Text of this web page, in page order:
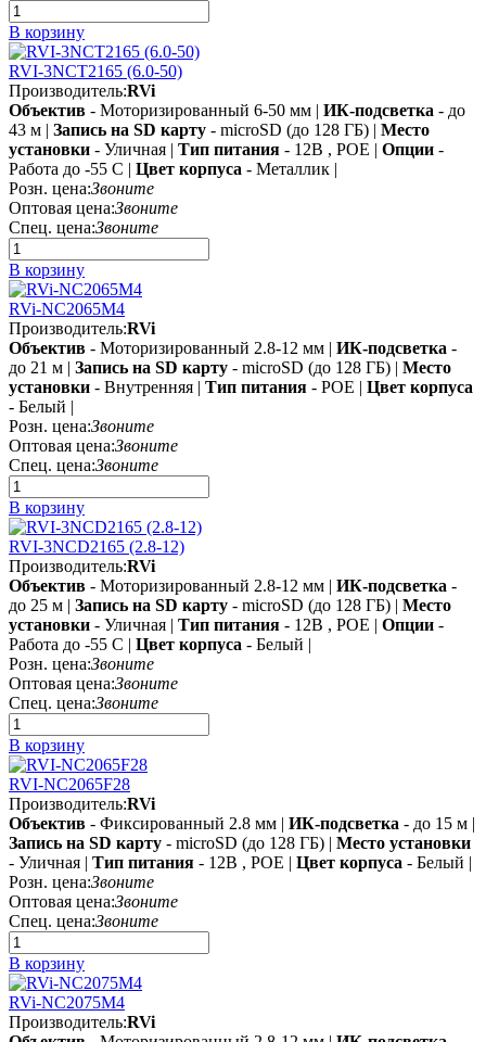
В корзину
RVI-3NCT2165 (6.0-50)
Производитель:RVi
Объектив - Моторизированный 6-50 мм | ИК-подсветка - до
43 м | Запись на SD карту - microSD (до 128 ГБ) | Место
установки - Уличная | Тип питания - 12В , POE | Опции -
Работа до -55 C | Цвет корпуса - Металлик |
Розн. цена:Звоните
Оптовая цена:Звоните
Спец. цена:Звоните
В корзину
RVi-NC2065M4
Производитель:RVi
Объектив - Моторизированный 2.8-12 мм | ИК-подсветка -
до 21 м | Запись на SD карту - microSD (до 128 ГБ) | Место
установки - Внутренняя | Тип питания - POE | Цвет корпуса
- Белый |
Розн. цена:Звоните
Оптовая цена:Звоните
Спец. цена:Звоните
В корзину
RVI-3NCD2165 (2.8-12)
Производитель:RVi
Объектив - Моторизированный 2.8-12 мм | ИК-подсветка -
до 25 м | Запись на SD карту - microSD (до 128 ГБ) | Место
установки - Уличная | Тип питания - 12В , POE | Опции -
Работа до -55 C | Цвет корпуса - Белый |
Розн. цена:Звоните
Оптовая цена:Звоните
Спец. цена:Звоните
В корзину
RVI-NC2065F28
Производитель:RVi
Объектив - Фиксированный 2.8 мм | ИК-подсветка - до 15 м |
Запись на SD карту - microSD (до 128 ГБ) | Место установки
- Уличная | Тип питания - 12В , POE | Цвет корпуса - Белый |
Розн. цена:Звоните
Оптовая цена:Звоните
Спец. цена:Звоните
В корзину
RVi-NC2075M4
Производитель:RVi